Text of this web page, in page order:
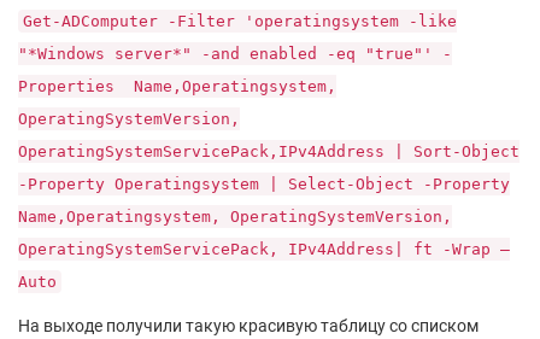
Get-ADComputer -Filter 'operatingsystem -like
"*Windows server*" -and enabled -eq "true"' -
Properties Name,Operatingsystem,
OperatingSystemVersion,
OperatingSystemServicePack,IPv4Address | Sort-Object
-Property Operatingsystem | Select-Object -Property
Name,Operatingsystem, OperatingSystemVersion,
OperatingSystemServicePack, IPv4Address| ft -Wrap –
Auto
На выходе получили такую красивую таблицу со списком